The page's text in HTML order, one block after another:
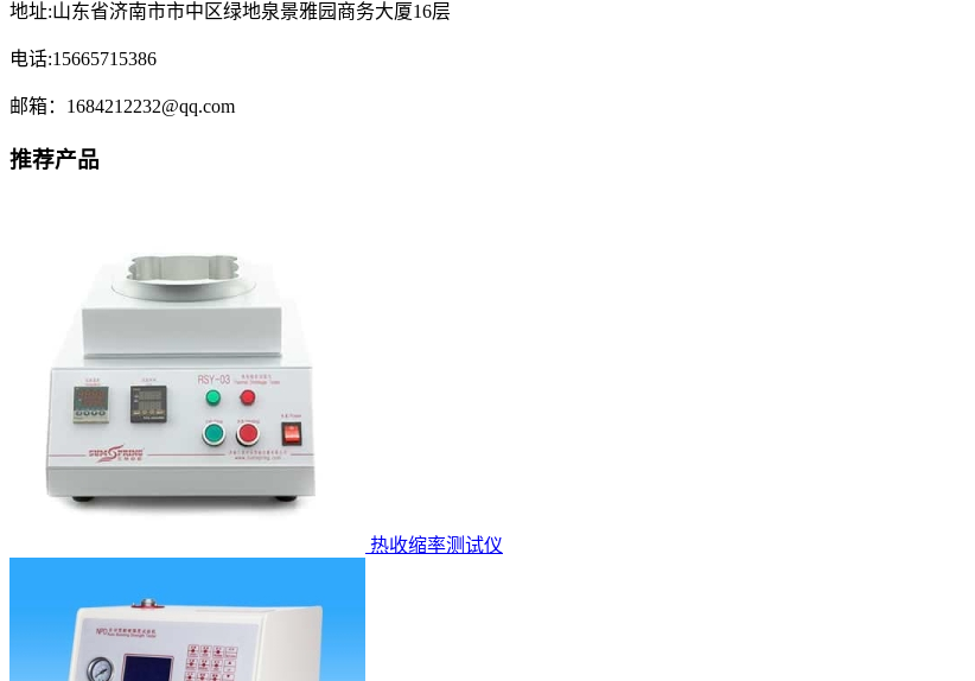
地址:山东省济南市市中区绿地泉景雅园商务大厦16层
电话:15665715386
邮箱：1684212232@qq.com
推荐产品
热收缩率测试仪